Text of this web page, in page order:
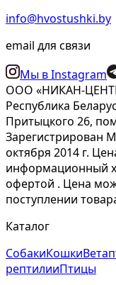
info@hvostushki.by
email для связи
Мы в Instagram
ООО «НИКАН-
Республика
Притыцкого 26,
Зарегистрирован
октября 2014 г.
информационный
офертой . Цена
поступлении
Каталог
СобакиКошки
рептилииПтицы